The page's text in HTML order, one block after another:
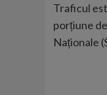
Traficul
porțiune
Naționale